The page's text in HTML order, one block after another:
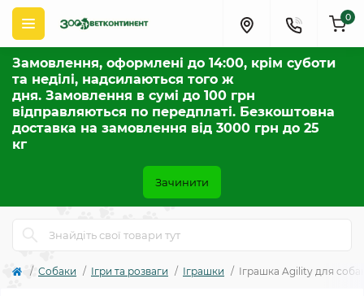
Замовлення, оформлені до 14:00, крім суботи
та неділі, надсилаються того ж
дня. Замовлення в сумі до 100 грн
відправляються по передплаті. Безкоштовна
доставка на замовлення від 3000 грн до 25
кг
Зачинити
0
Собаки Ігри та розваги Іграшки Іграшка Agility для